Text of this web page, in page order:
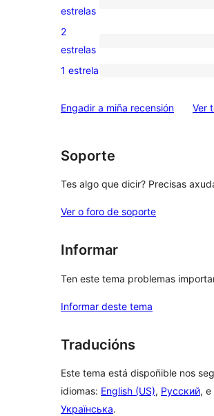
de
0
valoracións
de
estrelas
0
valoracións
2
2
estrelas
0
de
estrelas
1 estrela
Engadir a miña recensión Ver
Soporte
Tes algo que dicir? Precisas
Ver o foro de soporte
Informar
Ten este tema problemas
Informar deste tema
Traducións
Este tema está dispoñible nos
idiomas: English (US), Русский, e
Українська.